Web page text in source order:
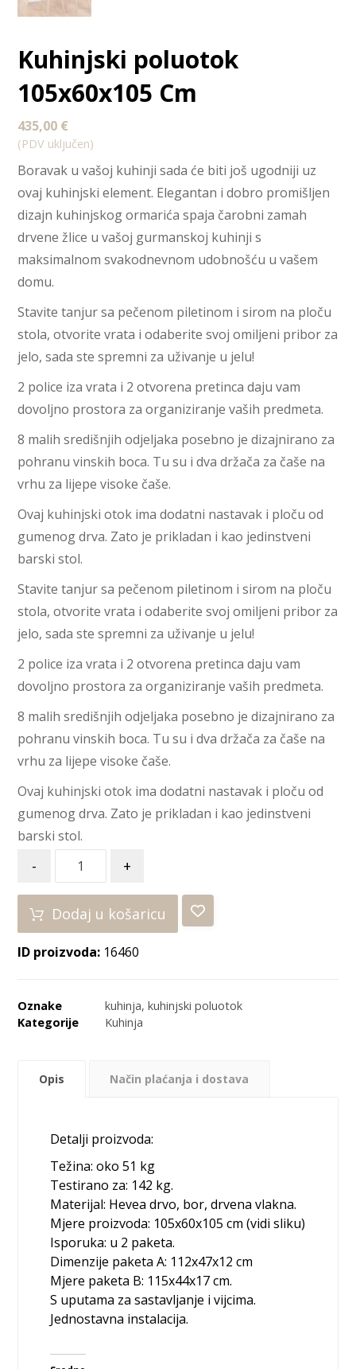
Kuhinjski poluotok
105x60x105 Cm
435,00 €
(PDV uključen)
Boravak u vašoj kuhinji sada će biti još ugodniji uz
ovaj kuhinjski element. Elegantan i dobro promišljen
dizajn kuhinjskog ormarića spaja čarobni zamah
drvene žlice u vašoj gurmanskoj kuhinji s
maksimalnom svakodnevnom udobnošću u vašem
domu.
Stavite tanjur sa pečenom piletinom i sirom na ploču
stola, otvorite vrata i odaberite svoj omiljeni pribor za
jelo, sada ste spremni za uživanje u jelu!
2 police iza vrata i 2 otvorena pretinca daju vam
dovoljno prostora za organiziranje vaših predmeta.
8 malih središnjih odjeljaka posebno je dizajnirano za
pohranu vinskih boca. Tu su i dva držača za čaše na
vrhu za lijepe visoke čaše.
Ovaj kuhinjski otok ima dodatni nastavak i ploču od
gumenog drva. Zato je prikladan i kao jedinstveni
barski stol.
Stavite tanjur sa pečenom piletinom i sirom na ploču
stola, otvorite vrata i odaberite svoj omiljeni pribor za
jelo, sada ste spremni za uživanje u jelu!
2 police iza vrata i 2 otvorena pretinca daju vam
dovoljno prostora za organiziranje vaših predmeta.
8 malih središnjih odjeljaka posebno je dizajnirano za
pohranu vinskih boca. Tu su i dva držača za čaše na
vrhu za lijepe visoke čaše.
Ovaj kuhinjski otok ima dodatni nastavak i ploču od
gumenog drva. Zato je prikladan i kao jedinstveni
barski stol.
- +
Dodaj u košaricu
ID proizvoda: 16460
Oznake kuhinja,kuhinjski poluotok
Kategorije
Kuhinja
Opis Način plaćanja i dostava
Detalji proizvoda:
Težina: oko 51 kg
Testirano za: 142 kg.
Materijal: Hevea drvo, bor, drvena vlakna.
Mjere proizvoda: 105x60x105 cm (vidi sliku)
Isporuka: u 2 paketa.
Dimenzije paketa A: 112x47x12 cm
Mjere paketa B: 115x44x17 cm.
S uputama za sastavljanje i vijcima.
Jednostavna instalacija.